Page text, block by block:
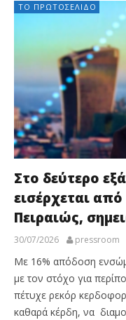
ΤΟ ΠΡΩΤΟΣΈΛΙΔΟ
Στο δεύτερο
εισέρχεται
Πειραιώς,
30/07/2026 pressroom
Με 16% απόδοση
με τον στόχο για
πέτυχε ρεκόρ
καθαρά κέρδη, να